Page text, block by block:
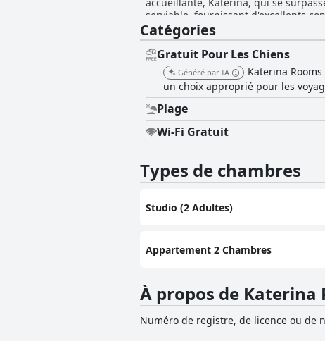
serviable, fournissant d'excellents
apprécié pour sa propreté et sa
relaxantes à la plage, loin des foules
Catégories
Gratuit Pour Les Chiens
Généré par IA
Katerina
un choix approprié pour les
Plage
Wi-Fi Gratuit
Types de chambres
Studio (2 Adultes)
Appartement 2 Chambres
À propos de Katerina
Numéro de registre, de licence ou de